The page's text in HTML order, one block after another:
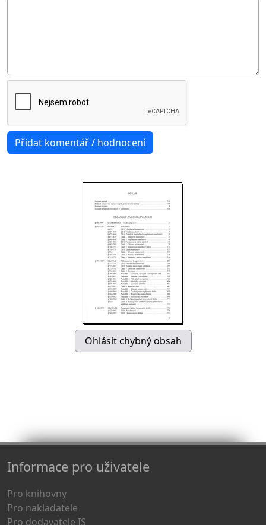
Informace pro uživatele
Pro knihovny
Pro nakladatele
Pro dodavatele IS